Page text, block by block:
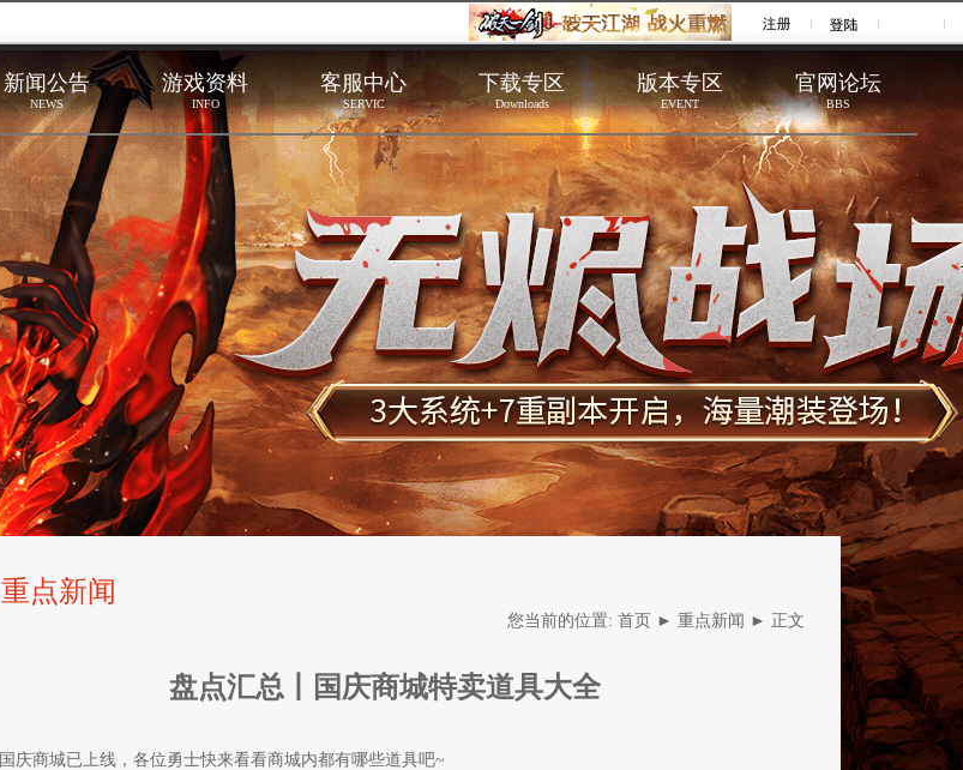
新闻公告
NEWS
游戏资料
INFO
客服中心
SERVIC
下载专区
Downloads
版本专区
EVENT
官网论坛
BBS
重点新闻
您当前的位置: 首页 ► 重点新闻 ► 正文
盘点汇总丨国庆商城特卖道具大全
国庆商城已上线，各位勇士快来看看商城内都有哪些道具吧~